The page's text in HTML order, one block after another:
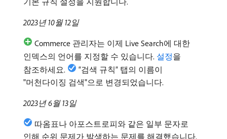
2023년 10월 12일
Commerce 관리자는 이제 Live Search에 대한
인덱스의 언어를 지정할 수 있습니다. 설정을
참조하세요.
“검색 규칙” 탭의 이름이
"머천다이징 검색"으로 변경되었습니다.
2023년 6월 13일
따옴표나 아포스트로피와 같은 일부 문자로
인해 순위 문제가 발생하는 문제를 해결했습니다.